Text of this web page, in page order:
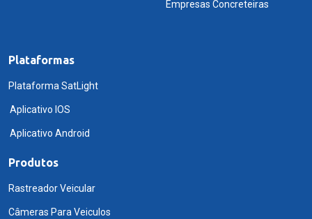
Empresas Concreteiras
Plataformas
Plataforma SatLight
Aplicativo IOS
Aplicativo Android
Produtos
Rastreador Veicular
Câmeras Para Veiculos